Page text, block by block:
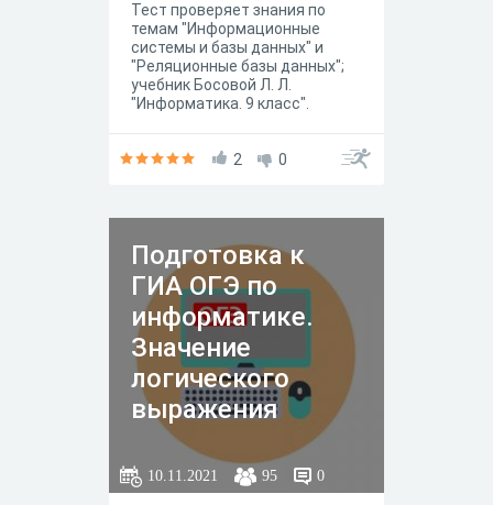
Тест проверяет знания по
темам "Информационные
системы и базы данных" и
"Реляционные базы данных";
учебник Босовой Л. Л.
"Информатика. 9 класс".
2 0
Подготовка к
ГИА ОГЭ по
информатике.
Значение
логического
выражения
10.11.2021 95 0